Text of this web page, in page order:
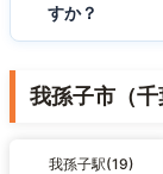
すか？
我孫子市（
我孫子駅(19)